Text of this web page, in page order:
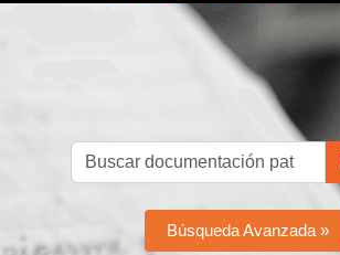
Búsqueda Avanzada »